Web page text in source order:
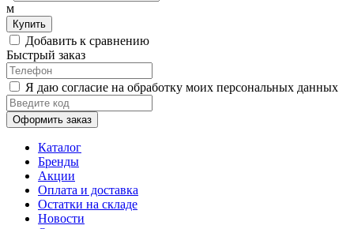
м
Купить
Добавить к сравнению
Быстрый заказ
Я даю согласие на обработку моих персональных данных
Оформить заказ
Каталог
Бренды
Акции
Оплата и доставка
Остатки на складе
Новости